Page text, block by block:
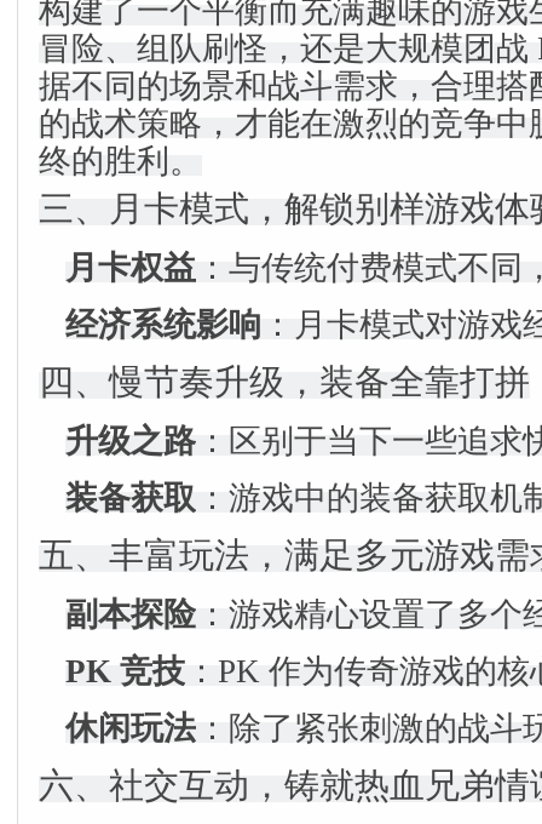
构建了一个平衡而充满趣味的游戏
冒险、组队刷怪，还是大规模团战
据不同的场景和战斗需求，合理搭
的战术策略，才能在激烈的竞争中
终的胜利。
三、月卡模式，解锁别样游戏体
月卡权益 ：与传统付费模式不
经济系统影响 ：月卡模式对游
四、慢节奏升级，装备全靠打拼
升级之路 ：区别于当下一些追
装备获取 ：游戏中的装备获取
五、丰富玩法，满足多元游戏需
副本探险 ：游戏精心设置了多
PK 竞技 ：PK 作为传奇游戏的
休闲玩法 ：除了紧张刺激的战
六、社交互动，铸就热血兄弟情